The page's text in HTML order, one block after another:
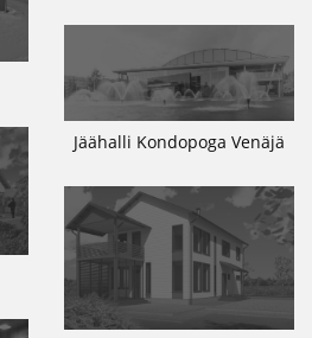
Jäähalli Kondopoga Venäjä